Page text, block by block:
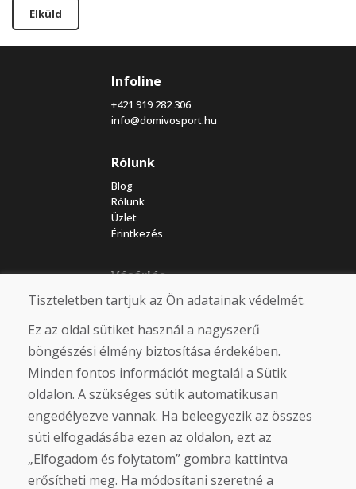
Elküld
Infoline
+421 919 282 306
info@domivosport.hu
Rólunk
Blog
Rólunk
Üzlet
Érintkezés
Vásárlás
Eshop
Szállítás
Fizetés
Panasz
Áruk visszaküldése és cseréje
Adatvédelmi irányelvek
Cookies
Közösségi hálózatok
Tiszteletben tartjuk az Ön adatainak védelmét.
Ez az oldal sütiket használ a nagyszerű
böngészési élmény biztosítása érdekében.
Minden fontos információt megtalál a Sütik
oldalon. A szükséges sütik automatikusan
engedélyezve vannak. Ha beleegyezik az összes
süti elfogadásába ezen az oldalon, ezt az
„Elfogadom és folytatom” gombra kattintva
erősítheti meg. Ha módosítani szeretné a